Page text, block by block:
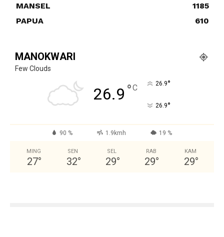
MANSEL
1185
PAPUA
610
MANOKWARI
Few Clouds
26.9 °C 26.9°
26.9°
90 % 1.9kmh 19 %
MING
27°
SEN
32°
SEL
29°
RAB
29°
KAM
29°